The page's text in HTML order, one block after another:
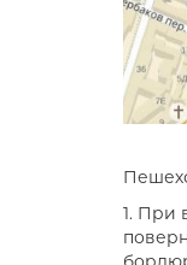
1. При